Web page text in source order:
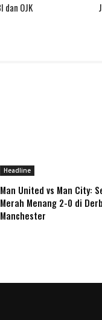
dan OJK
Headline
Man United vs Man City:
Merah Menang 2-0 di
Manchester